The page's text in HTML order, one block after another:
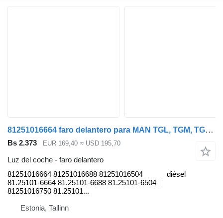
81251016664 faro delantero para MAN TGL, TGM, TGS, TGX (2005-2021) cabeza tractora
Bs 2.373 EUR 169,40 ≈ USD 195,70
Luz del coche - faro delantero
81251016664 81251016688 81251016504
81.25101-6664 81.25101-6688 81.25101-6504
81251016750 81.25101...
diésel
Estonia, Tallinn